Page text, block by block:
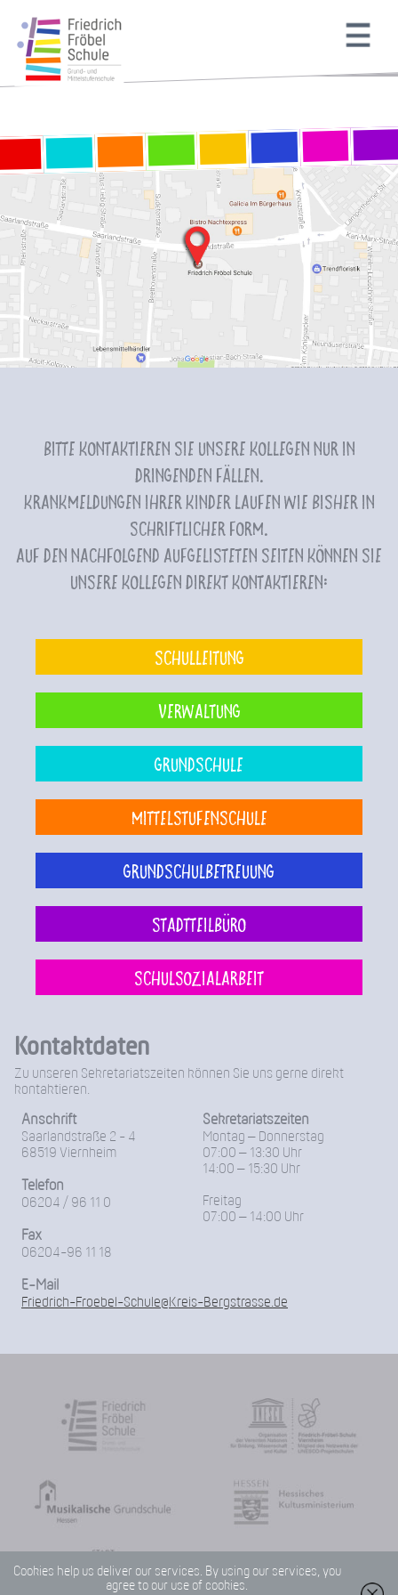
Bitte kontaktieren Sie unsere Kollegen nur in
dringenden Fällen.
Krankmeldungen Ihrer Kinder laufen wie bisher in
schriftlicher Form.
Auf den nachfolgend aufgelisteten Seiten können Sie
unsere Kollegen direkt kontaktieren:
Schulleitung
Verwaltung
Grundschule
Mittelstufenschule
Grundschulbetreuung
Stadtteilbüro
Schulsozialarbeit
Kontaktdaten
Zu unseren Sekretariatszeiten können Sie uns gerne direkt
kontaktieren.
Anschrift
Saarlandstraße 2 - 4
68519 Viernheim
Telefon
06204 / 96 11 0
Fax
06204-96 11 18
Sekretariatszeiten
Montag – Donnerstag
07:00 – 13:30 Uhr
14:00 – 15:30 Uhr
Freitag
07:00 – 14:00 Uhr
E-Mail
Friedrich-Froebel-Schule@Kreis-Bergstrasse.de
Cookies help us deliver our services. By using our services, you
agree to our use of cookies.